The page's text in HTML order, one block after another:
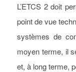
L’ETCS 2 doit
point de vue
systèmes de
moyen terme, il
et, à long terme,